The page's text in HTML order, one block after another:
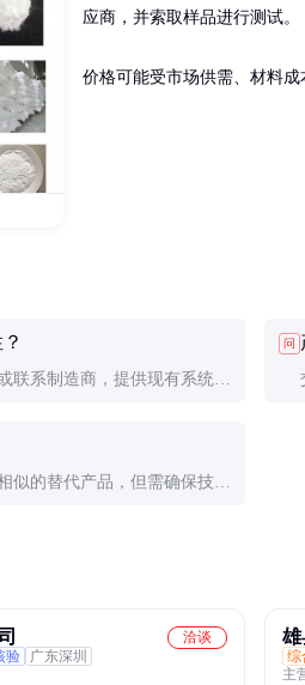
应商，并索取样品进行测试。
价格可能受市场供需、材料成
联系制造商，提供现有系统的
问
似的替代产品，但需确保技术
洽谈
验
广东深圳
雄
综
主